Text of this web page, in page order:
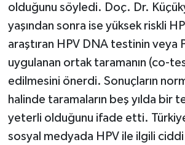
olduğunu söyledi. Doç. Dr.
yaşından sonra ise yüksek riskli
araştıran HPV DNA testinin veya
uygulanan ortak taramanın (co-
edilmesini önerdi. Sonuçların
halinde taramaların beş yılda bir
yeterli olduğunu ifade etti.
sosyal medyada HPV ile ilgili